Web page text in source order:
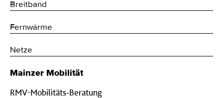
Breitband
Fernwärme
Netze
Mainzer Mobilität
RMV-Mobilitäts-Beratung